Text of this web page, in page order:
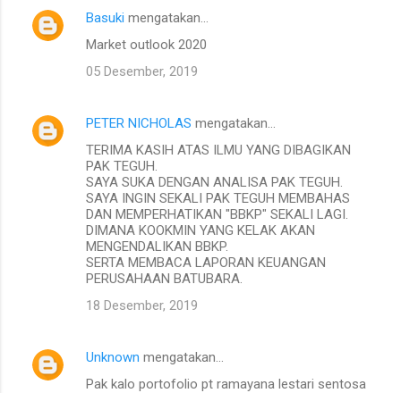
Basuki mengatakan…
Market outlook 2020
05 Desember, 2019
PETER NICHOLAS mengatakan…
TERIMA KASIH ATAS ILMU YANG DIBAGIKAN
PAK TEGUH.
SAYA SUKA DENGAN ANALISA PAK TEGUH.
SAYA INGIN SEKALI PAK TEGUH MEMBAHAS
DAN MEMPERHATIKAN "BBKP" SEKALI LAGI.
DIMANA KOOKMIN YANG KELAK AKAN
MENGENDALIKAN BBKP.
SERTA MEMBACA LAPORAN KEUANGAN
PERUSAHAAN BATUBARA.
18 Desember, 2019
Unknown mengatakan…
Pak kalo portofolio pt ramayana lestari sentosa